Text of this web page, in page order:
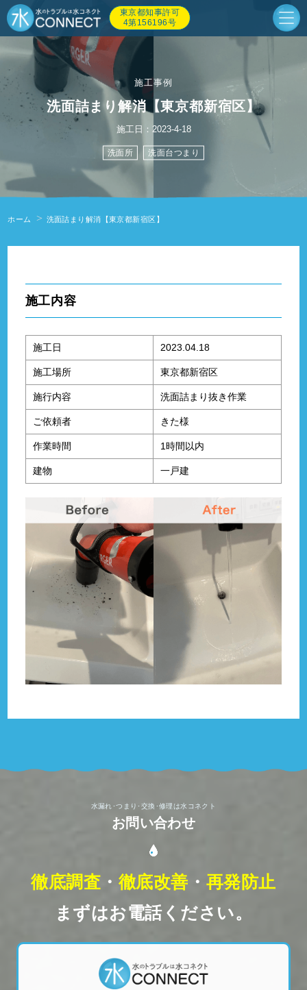
東京都知事許可
4第156196号
施工事例
洗面詰まり解消【東京都新宿区】
施工日：2023-4-18
洗面所 洗面台つまり
ホーム 洗面詰まり解消【東京都新宿区】
施工内容
施工日 2023.04.18
施工場所 東京都新宿区
施行内容 洗面詰まり抜き作業
ご依頼者 きた様
作業時間 1時間以内
建物 一戸建
水漏れ･つまり･交換･修理は水コネクト
お問い合わせ
徹底調査 ・ 徹底改善 ・ 再発防止
まずはお電話ください。